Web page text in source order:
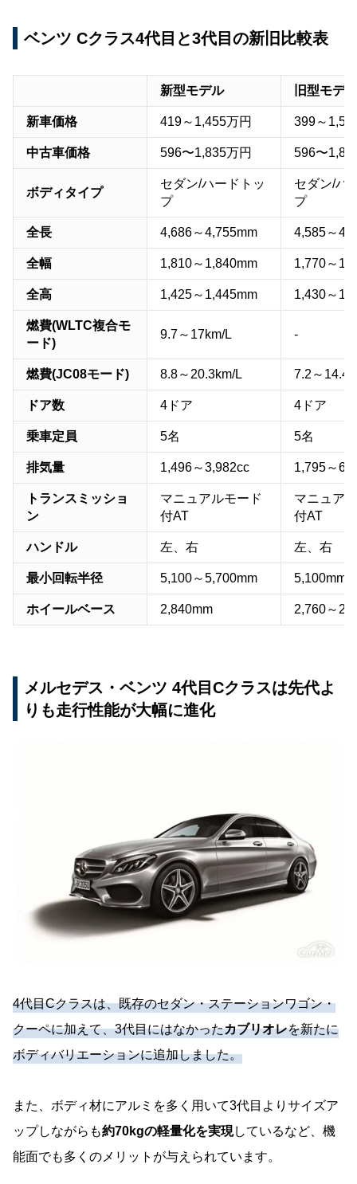
ベンツ Cクラス4代目と3代目の新旧比較表
新型モデル 旧型モデル
新車価格 419～1,455万円 399～
中古車価格 596〜1,835万円 596〜
ボディタイプ
セダン/ハードトッ
プ
セダン/ハ
プ
全長 4,686～4,755mm 4,585～
全幅 1,810～1,840mm 1,770～
全高 1,425～1,445mm 1,430～
燃費(WLTC複合モ
ード)
9.7～17km/L -
燃費(JC08モード) 8.8～20.3km/L 7.2～
ドア数 4ドア 4ドア
乗車定員 5名 5名
排気量 1,496～3,982cc 1,795～
トランスミッショ
ン
マニュアルモード
付AT
マニュア
付AT
ハンドル 左、右 左、右
最小回転半径 5,100～5,700mm 5,100mm
ホイールベース 2,840mm 2,760～
メルセデス・ベンツ 4代目Cクラスは先代よ
りも走行性能が大幅に進化
4代目Cクラスは、既存のセダン・ステーションワゴン・
クーペに加えて、3代目にはなかったカブリオレを新たに
ボディバリエーションに追加しました。
また、ボディ材にアルミを多く用いて3代目よりサイズア
ップしながらも約70kgの軽量化を実現しているなど、機
能面でも多くのメリットが与えられています。